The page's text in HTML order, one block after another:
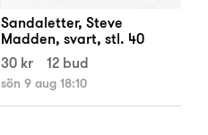
Sandaletter, Steve
Madden, svart, stl. 40
30 kr
12 bud
sön 9 aug 18:10